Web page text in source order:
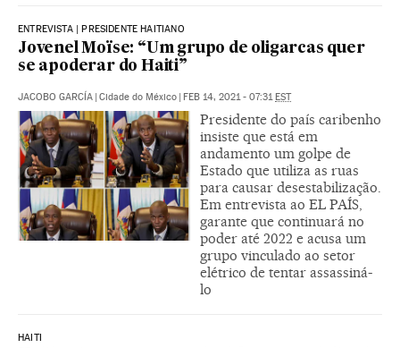
ENTREVISTA | PRESIDENTE HAITIANO
Jovenel Moïse: “Um grupo de oligarcas quer
se apoderar do Haiti”
JACOBO GARCÍA | Cidade do México | FEB 14, 2021 - 07:31EST
Presidente do país caribenho
insiste que está em
andamento um golpe de
Estado que utiliza as ruas
para causar desestabilização.
Em entrevista ao EL PAÍS,
garante que continuará no
poder até 2022 e acusa um
grupo vinculado ao setor
elétrico de tentar assassiná-
lo
HAITI